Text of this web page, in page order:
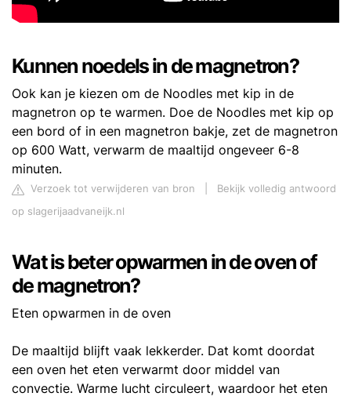
Kunnen noedels in de magnetron?
Ook kan je kiezen om de Noodles met kip in de
magnetron op te warmen. Doe de Noodles met kip op
een bord of in een magnetron bakje, zet de magnetron
op 600 Watt, verwarm de maaltijd ongeveer 6-8
minuten.
Verzoek tot verwijderen van bron
Bekijk volledig antwoord
op slagerijaadvaneijk.nl
Wat is beter opwarmen in de oven of
de magnetron?
Eten opwarmen in de oven
De maaltijd blijft vaak lekkerder. Dat komt doordat
een oven het eten verwarmt door middel van
convectie. Warme lucht circuleert, waardoor het eten